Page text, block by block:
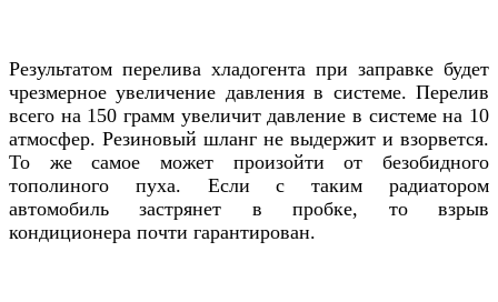
Результатом перелива хладогента при заправке будет
чрезмерное увеличение давления в системе. Перелив
всего на 150 грамм увеличит давление в системе на 10
атмосфер. Резиновый шланг не выдержит и взорвется.
То же самое может произойти от безобидного
тополиного пуха. Если с таким радиатором
автомобиль застрянет в пробке, то взрыв
кондиционера почти гарантирован.